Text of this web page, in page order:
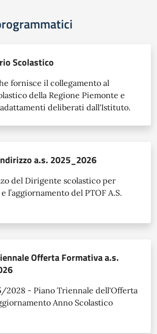
Scolastico
fornisce il collegamento al
della Regione Piemonte e
deliberati dall'Istituto.
a.s. 2025_2026
del Dirigente scolastico per
l’aggiornamento del PTOF A.S.
Offerta Formativa a.s.
2028 - Piano Triennale dell'Offerta
Anno Scolastico